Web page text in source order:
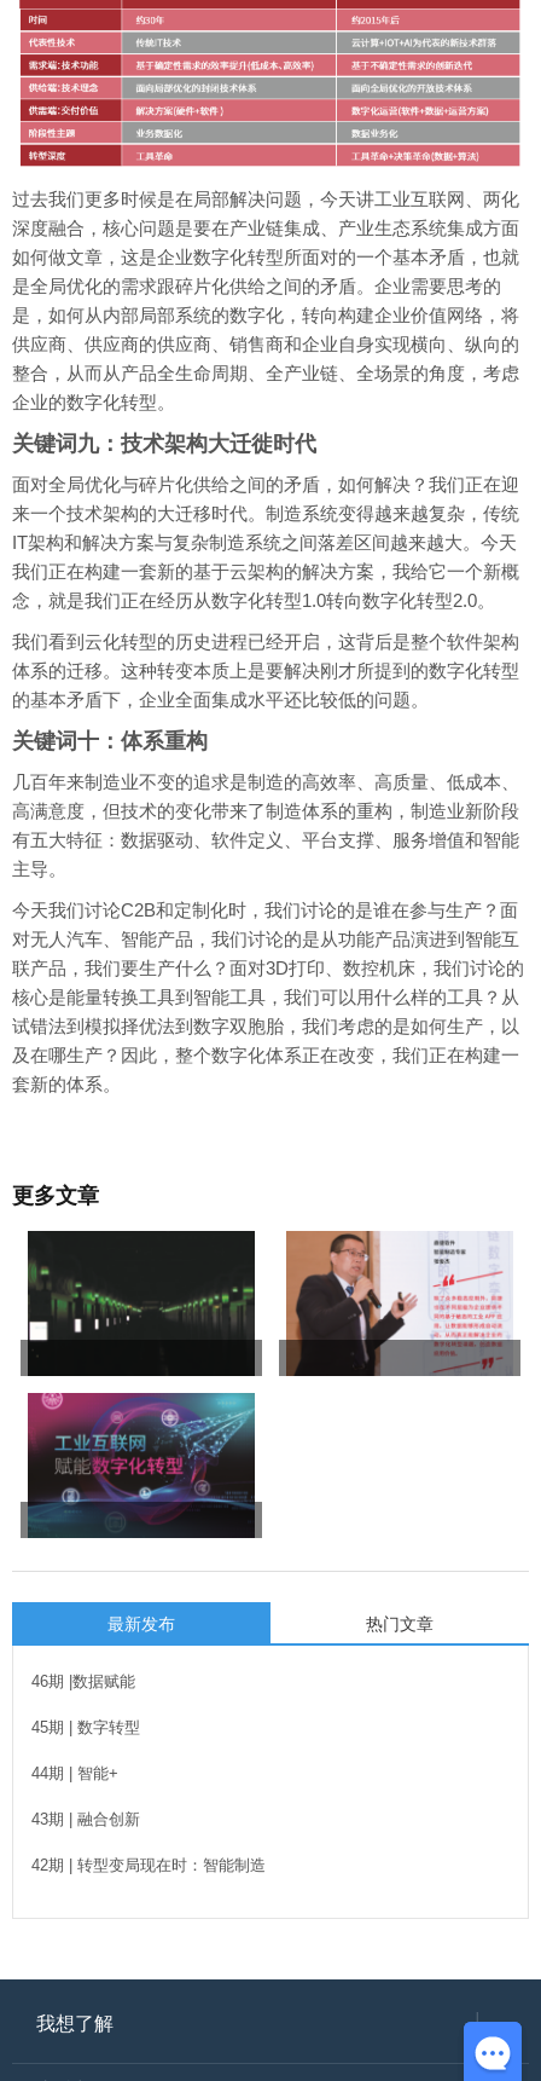
过去我们更多时候是在局部解决问题，今天讲工业互联网、两化
深度融合，核心问题是要在产业链集成、产业生态系统集成方面
如何做文章，这是企业数字化转型所面对的一个基本矛盾，也就
是全局优化的需求跟碎片化供给之间的矛盾。企业需要思考的
是，如何从内部局部系统的数字化，转向构建企业价值网络，将
供应商、供应商的供应商、销售商和企业自身实现横向、纵向的
整合，从而从产品全生命周期、全产业链、全场景的角度，考虑
企业的数字化转型。
关键词九：技术架构大迁徙时代
面对全局优化与碎片化供给之间的矛盾，如何解决？我们正在迎
来一个技术架构的大迁移时代。制造系统变得越来越复杂，传统
IT架构和解决方案与复杂制造系统之间落差区间越来越大。今天
我们正在构建一套新的基于云架构的解决方案，我给它一个新概
念，就是我们正在经历从数字化转型1.0转向数字化转型2.0。
我们看到云化转型的历史进程已经开启，这背后是整个软件架构
体系的迁移。这种转变本质上是要解决刚才所提到的数字化转型
的基本矛盾下，企业全面集成水平还比较低的问题。
关键词十：体系重构
几百年来制造业不变的追求是制造的高效率、高质量、低成本、
高满意度，但技术的变化带来了制造体系的重构，制造业新阶段
有五大特征：数据驱动、软件定义、平台支撑、服务增值和智能
主导。
今天我们讨论C2B和定制化时，我们讨论的是谁在参与生产？面
对无人汽车、智能产品，我们讨论的是从功能产品演进到智能互
联产品，我们要生产什么？面对3D打印、数控机床，我们讨论的
核心是能量转换工具到智能工具，我们可以用什么样的工具？从
试错法到模拟择优法到数字双胞胎，我们考虑的是如何生产，以
及在哪生产？因此，整个数字化体系正在改变，我们正在构建一
套新的体系。
更多文章
最新发布 热门文章
46期 |数据赋能
45期 | 数字转型
44期 | 智能+
43期 | 融合创新
42期 | 转型变局现在时：智能制造
我想了解